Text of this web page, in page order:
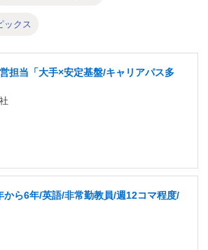
ックス
担当「大手×安定基盤/キャリアパス多
から6年/英語/非常勤教員/週12コマ程度/